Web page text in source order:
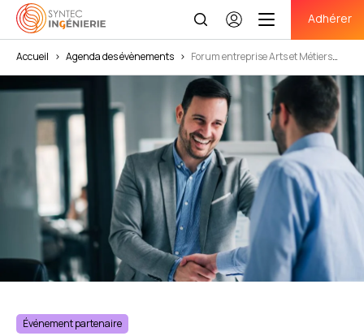
Se
connecter
Adhérer
Accueil > Agenda des évènements > Forum entreprise Arts et Métiers
Événement partenaire